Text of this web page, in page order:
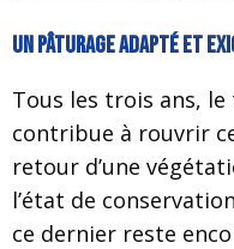
Un pâturage adapté et
Tous les trois ans,
contribue à rouvrir
retour d’une
l’état de
ce dernier reste